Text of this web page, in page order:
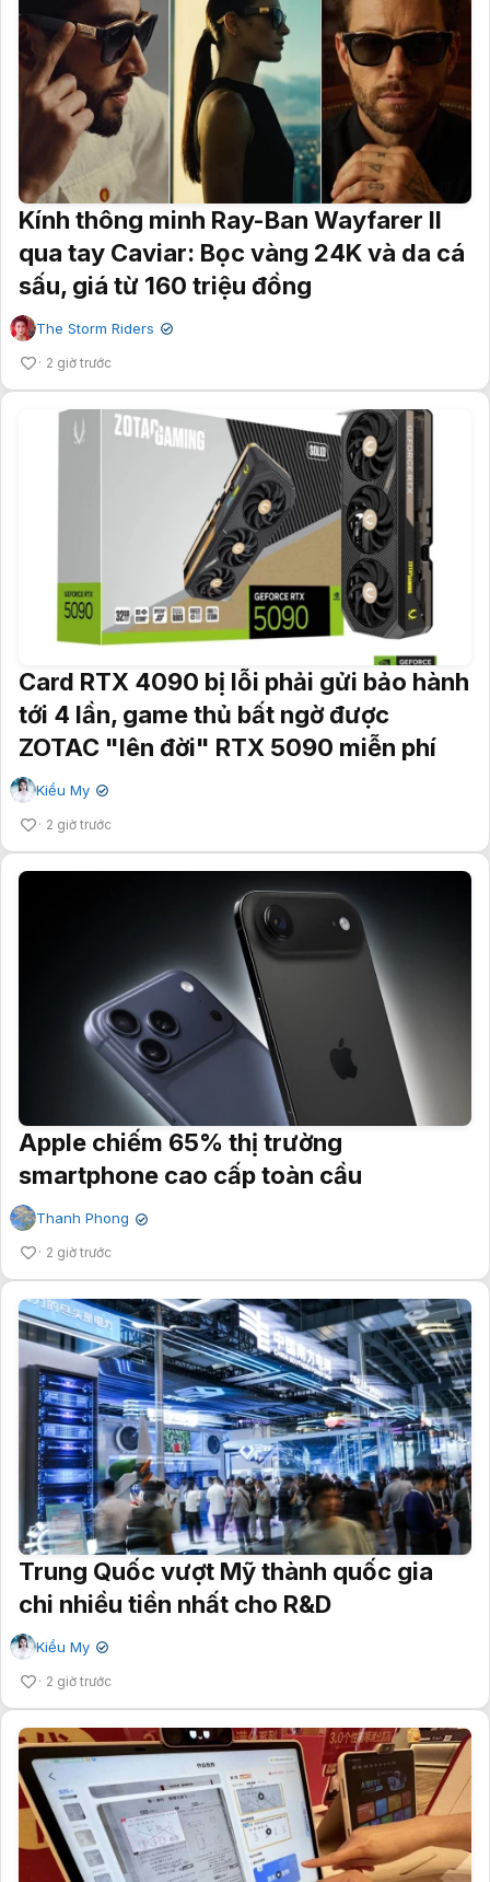
Kính thông minh Ray-Ban Wayfarer II
qua tay Caviar: Bọc vàng 24K và da cá
sấu, giá từ 160 triệu đồng
The Storm Riders ✔
2 giờ trước
Card RTX 4090 bị lỗi phải gửi bảo hành
tới 4 lần, game thủ bất ngờ được
ZOTAC "lên đời" RTX 5090 miễn phí
Kiều My ✔
2 giờ trước
Apple chiếm 65% thị trường
smartphone cao cấp toàn cầu
Thanh Phong ✔
2 giờ trước
Trung Quốc vượt Mỹ thành quốc gia
chi nhiều tiền nhất cho R&D
Kiều My ✔
2 giờ trước